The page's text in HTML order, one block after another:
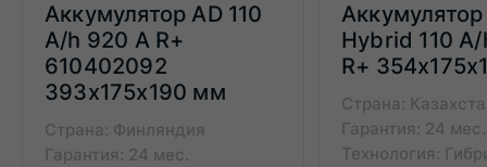
Аккумулятор AD 110
A/h 920 А R+
610402092
393x175x190 мм
Страна: Финляндия
Гарантия: 24 мес.
Аккумулятор
Hybrid 110
R+
Страна:
Гарантия: 24 мес.
Технология: